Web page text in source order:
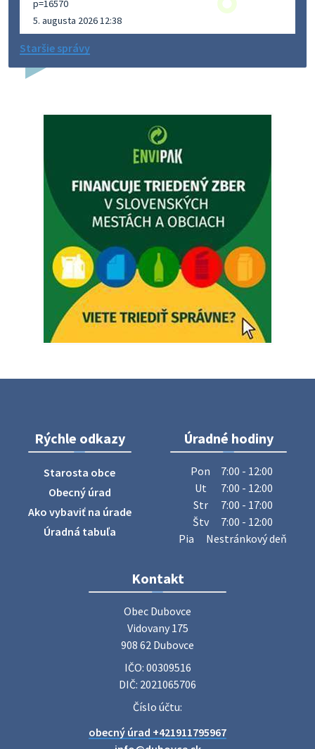
p=16570
5. augusta 2026 12:38
Dovolenka - MUDr. Marián Sivoň
budeZATVORENÁ z dôvodu čerpania dovolenky. Akútne
prípady bude riešiť MUDr.Fisch…
Zajtrajší zvoz odpadu
Vážený občan, zajtra 5. 8. sa bude zvážať komunálny odpad.
4. augusta 2026 15:30
Dnešný zvoz odpadu
Vážený občan, dnes 5. 8. sa zváža komunálny odpad.
5. augusta 2026 05:00
ZBER ŽELEZA
Obecný úrad oznamuje občanom, že v stredu 29. júla 2026
sa v našej obci uskutoční zber železa. Pracovníci Obecného
úradu budú od 8.00 hod. prechádzať obcou a zbierať
železný odpad …
27. júla 2026 06:31
Zájazd do Veľkého Medera
Základná organizácia Únie žien Slovenska Dubovce
srdečne pozýva svoje členky, ich rodinných príslušníkov aj
priateľov na jednodňový zájazd na termálne kúpalisko
Poradne komplexnej pomoci
diskrétne komplexné odborné poradenstvo. Tím
Staršie správy
Rýchle odkazy
Starosta obce
Obecný úrad
Ako vybaviť na úrade
Úradná tabuľa
Úradné hodiny
Pon
7:00 - 12:00
Ut
7:00 - 12:00
Str
7:00 - 17:00
Štv
7:00 - 12:00
Pia
Nestránkový deň
Kontakt
Obec Dubovce
Vidovany 175
908 62 Dubovce
IČO: 00309516
DIČ: 2021065706
Číslo účtu:
obecný úrad +421911795967